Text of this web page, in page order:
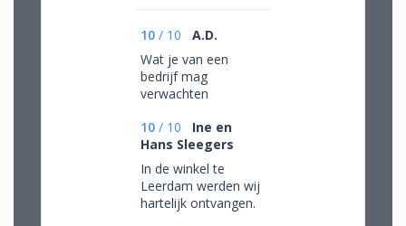
10 / 10
A.D.
Wat je van een
bedrijf mag
verwachten
10 / 10
Ine en
Hans Sleegers
In de winkel te
Leerdam werden wij
hartelijk ontvangen.